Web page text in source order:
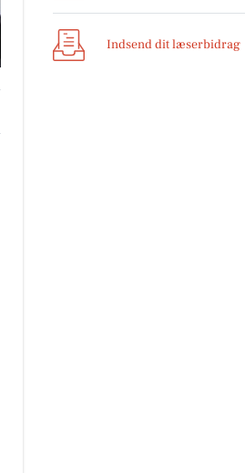
Indsend dit læserbidrag